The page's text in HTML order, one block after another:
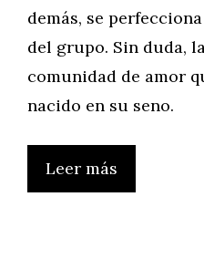
demás, se
del grupo. Sin duda,
comunidad de amor
nacido en su seno.
Leer más